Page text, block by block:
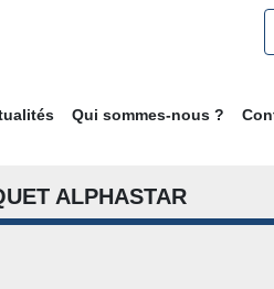
Qui sommes-nous ?
ALPHASTAR